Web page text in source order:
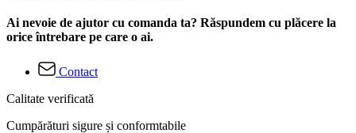
Ai nevoie de ajutor cu comanda ta? Răspundem cu plăcere la
orice întrebare pe care o ai.
Contact
Calitate verificată
Cumpărături sigure și conformtabile